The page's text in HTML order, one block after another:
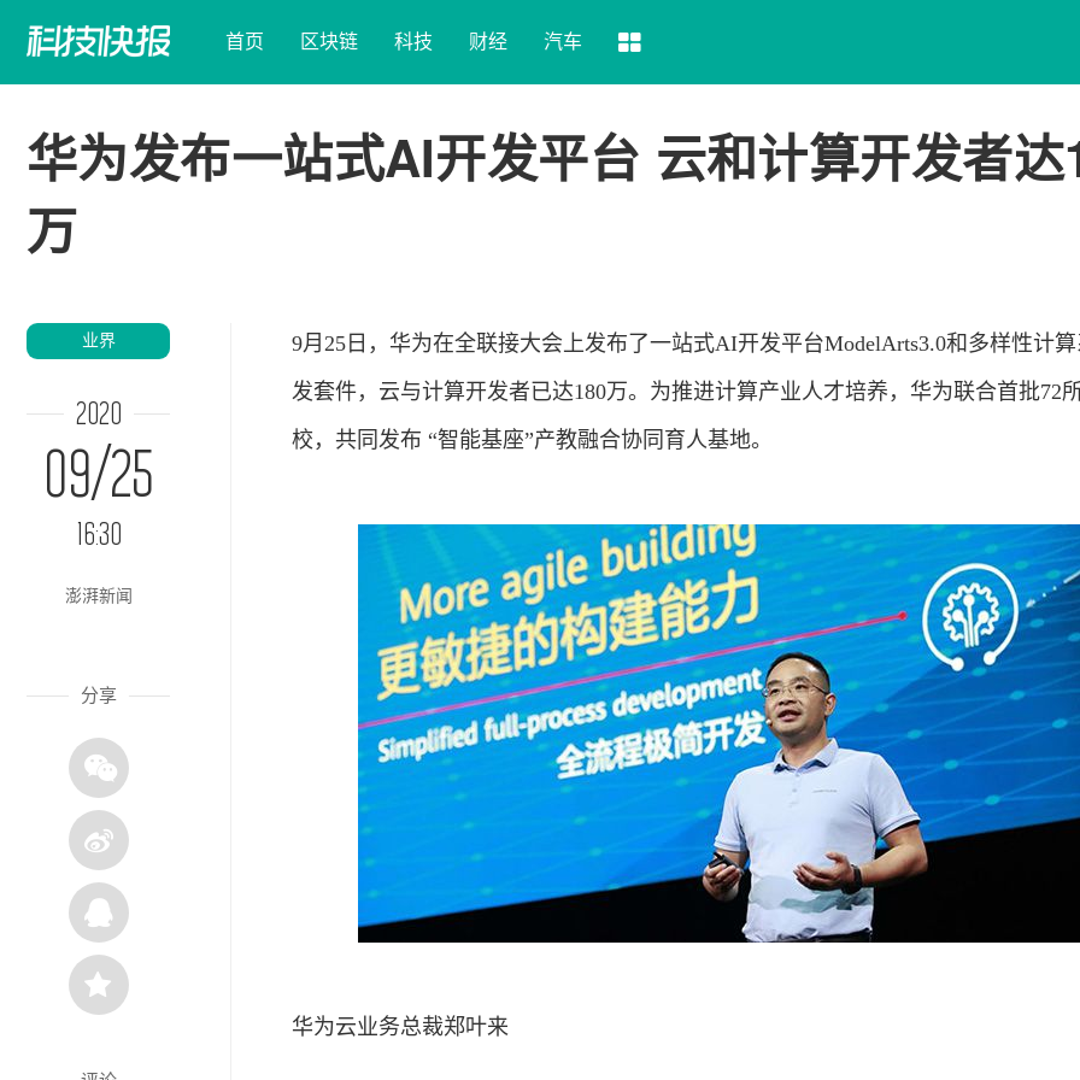
首页 区块链 科技 财经 汽车
华为发布一站式AI开发平台 云和计算开发者达
万
业界
2020
09/25
16:30
澎湃新闻
分享
9月25日，华为在全联接大会上发布了一站式AI开发平台ModelArts3.0和多样性计
发套件，云与计算开发者已达180万。为推进计算产业人才培养，华为联合首批72
校，共同发布 “智能基座”产教融合协同育人基地。
华为云业务总裁郑叶来